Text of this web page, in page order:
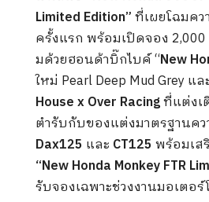
Limited Edition”ที่เผยโฉมค
ครั้งแรก พร้อมเปิดจอง
มด้วยฮอนด้าบิ๊กไบค์ “New
ใหม่ Pearl Deep Mud Grey แ
House x Over Racingที่แต่ง
ตำรับกับของแต่งมาตรฐานค
Dax125 และ CT125 พร้อมเส
“New Honda Monkey FTR
รับจองเฉพาะช่วงงานมอเตอร์